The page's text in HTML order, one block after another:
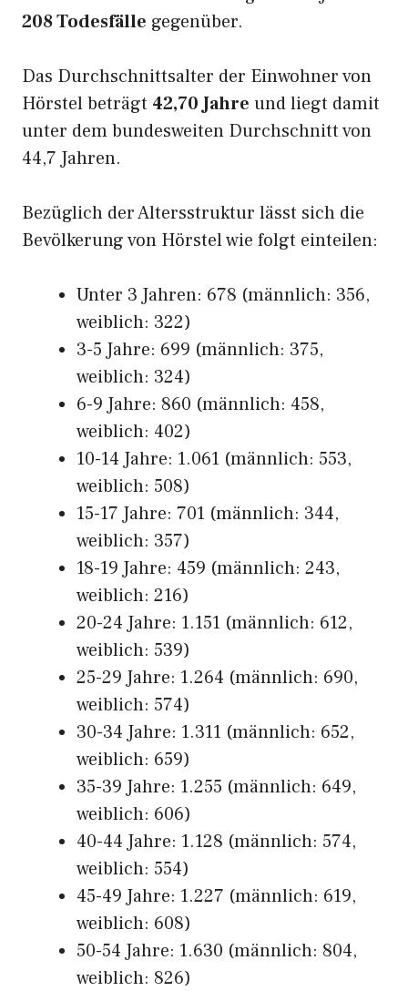
208 Todesfälle gegenüber.
Das Durchschnittsalter der Einwohner von
Hörstel beträgt 42,70 Jahre und liegt damit
unter dem bundesweiten Durchschnitt von
44,7 Jahren.
Bezüglich der Altersstruktur lässt sich die
Bevölkerung von Hörstel wie folgt einteilen:
Unter 3 Jahren: 678 (männlich: 356,
weiblich: 322)
3-5 Jahre: 699 (männlich: 375,
weiblich: 324)
6-9 Jahre: 860 (männlich: 458,
weiblich: 402)
10-14 Jahre: 1.061 (männlich: 553,
weiblich: 508)
15-17 Jahre: 701 (männlich: 344,
weiblich: 357)
18-19 Jahre: 459 (männlich: 243,
weiblich: 216)
20-24 Jahre: 1.151 (männlich: 612,
weiblich: 539)
25-29 Jahre: 1.264 (männlich: 690,
weiblich: 574)
30-34 Jahre: 1.311 (männlich: 652,
weiblich: 659)
35-39 Jahre: 1.255 (männlich: 649,
weiblich: 606)
40-44 Jahre: 1.128 (männlich: 574,
weiblich: 554)
45-49 Jahre: 1.227 (männlich: 619,
weiblich: 608)
50-54 Jahre: 1.630 (männlich: 804,
weiblich: 826)